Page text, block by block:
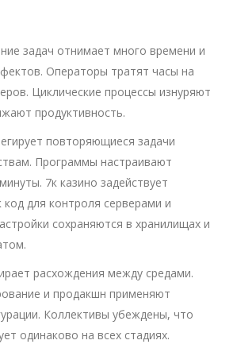
задач отнимает много времени и
Операторы тратят часы на
Циклические процессы изнуряют
продуктивность.
повторяющиеся задачи
Программы настраивают
7к казино задействует
код для контроля серверами и
сохраняются в хранилищах и
расхождения между средами.
и продакшн применяют
Коллективы убеждены, что
одинаково на всех стадиях.